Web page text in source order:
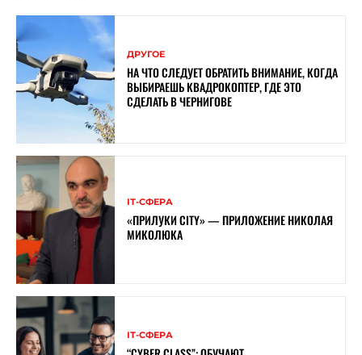
ДРУГОЕ
НА ЧТО СЛЕДУЕТ ОБРАТИТЬ ВНИМАНИЕ, КОГДА
ВЫБИРАЕШЬ КВАДРОКОПТЕР, ГДЕ ЭТО
СДЕЛАТЬ В ЧЕРНИГОВЕ
ІТ-СФЕРА
«ПРИЛУКИ CITY» — ПРИЛОЖЕНИЕ НИКОЛАЯ
МИКОЛЮКА
ІТ-СФЕРА